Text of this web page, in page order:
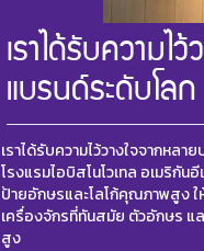
เราได้รับความไ
แบรนด์ระดับโลก
เราได้รับความไว้วางใจจากห
โรงแรมไอบิสโนโวเทล อเมริกั
ป้ายอักษรและโลโก้คุณภาพสูง ใ
เครื่องจักรที่ทันสมัย ตัวอักษร แ
สูง